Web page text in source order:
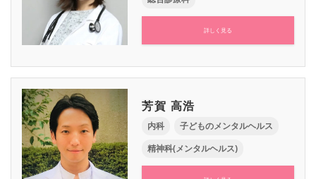
詳しく見る
芳賀 高浩
内科
子どものメンタルヘルス
精神科(メンタルヘルス)